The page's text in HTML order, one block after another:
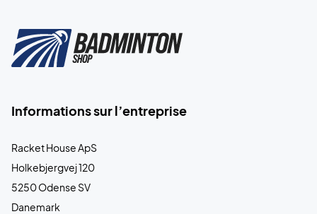
Informations sur l’entreprise
Racket House ApS
Holkebjergvej 120
5250 Odense SV
Danemark